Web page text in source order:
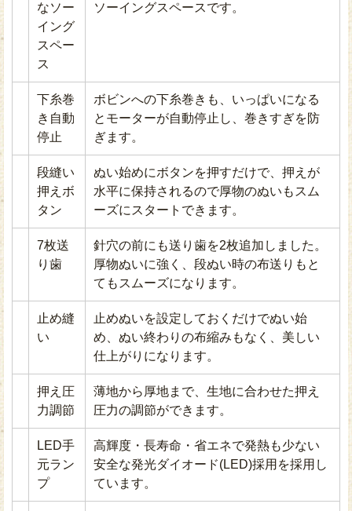
なソー
イング
スペー
ス
ソーイングスペースです。
下糸巻
き自動
停止
ボビンへの下糸巻きも、いっぱいになる
とモーターが自動停止し、巻きすぎを防
ぎます。
段縫い
押えボ
タン
ぬい始めにボタンを押すだけで、押えが
水平に保持されるので厚物のぬいもスム
ーズにスタートできます。
7枚送
り歯
針穴の前にも送り歯を2枚追加しました。
厚物ぬいに強く、段ぬい時の布送りもと
てもスムーズになります。
止め縫
い
止めぬいを設定しておくだけでぬい始
め、ぬい終わりの布縮みもなく、美しい
仕上がりになります。
押え圧
力調節
薄地から厚地まで、生地に合わせた押え
圧力の調節ができます。
LED手
元ラン
プ
高輝度・長寿命・省エネで発熱も少ない
安全な発光ダイオード(LED)採用を採用し
ています。